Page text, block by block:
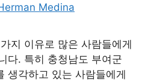
Medina
지 이유로 많은 사람들에게
다. 특히 충청남도 부여군
생각하고 있는 사람들에게